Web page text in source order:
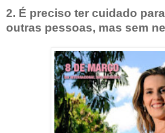
2. É preciso ter cuidado
outras pessoas, mas sem